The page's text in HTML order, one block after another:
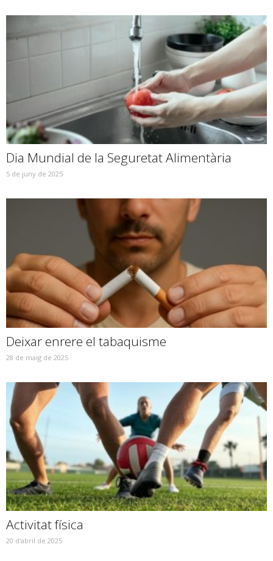
Dia Mundial de la Seguretat Alimentària
5 de juny de 2025
Deixar enrere el tabaquisme
28 de maig de 2025
Activitat física
20 d'abril de 2025